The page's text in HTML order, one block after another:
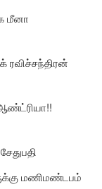
மீனா
ரவிச்சந்திரன்
மணிமண்டபம்